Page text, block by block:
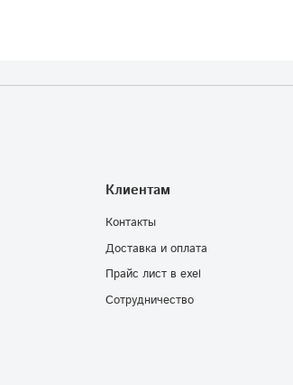
Клиентам
Контакты
Доставка и оплата
Прайс лист в exel
Сотрудничество